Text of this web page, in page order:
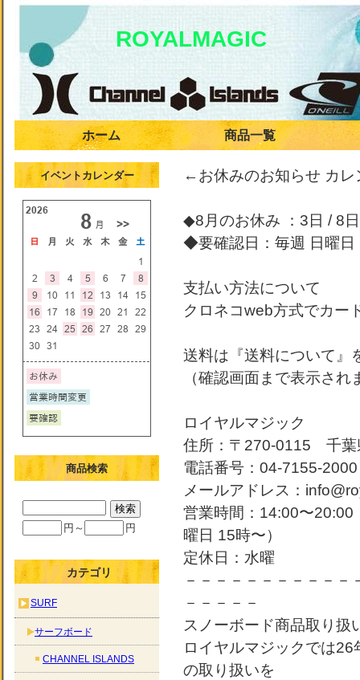
ROYALMAGIC
ホーム 商品一覧
←お休みのお知らせ カ
◆8月のお休み ：3日 / 8
◆要確認日：毎週 日曜日
支払い方法について
クロネコweb方式でカー
送料は『送料について』
（確認画面まで表示され
ロイヤルマジック
住所：〒270-0115 千葉
電話番号：04-7155-2000
メールアドレス：
営業時間：14:00〜20:00
曜日 15時〜）
定休日：水曜
－－－－－－－－－－
－－－－－
スノーボード商品取り扱
ロイヤルマジックでは
の取り扱いを
イベントカレンダー
商品検索
円～ 円
カテゴリ
SURF
サーフボード
CHANNEL ISLANDS